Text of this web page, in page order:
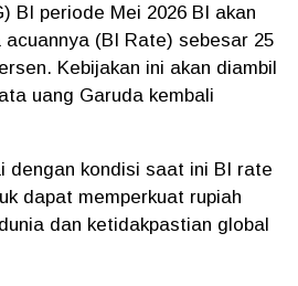
BI periode Mei 2026 BI akan
acuannya (BI Rate) sebesar 25
Kebijakan ini akan diambil
uang Garuda kembali
dengan kondisi saat ini BI rate
dapat memperkuat rupiah
dan ketidakpastian global